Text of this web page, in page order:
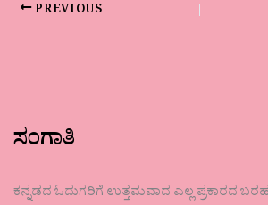
PREVIOUS
ಸಂಗಾತಿ
ಕನ್ನಡದ ಓದುಗರಿಗೆ ಉತ್ತಮವಾದ ಎಲ್ಲ ಪ್ರಕಾರದ